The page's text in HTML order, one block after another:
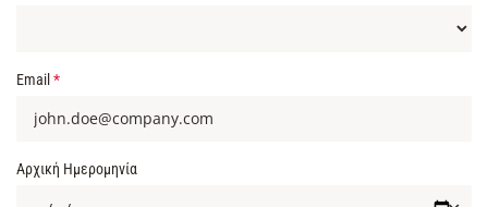
Email *
Αρχική Ημερομηνία